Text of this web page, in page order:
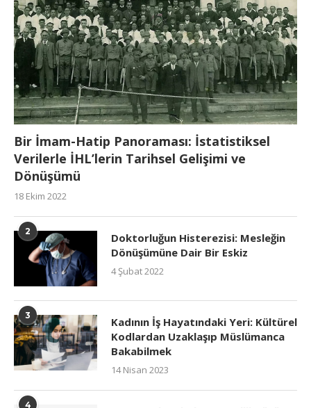
Bir İmam-Hatip Panoraması: İstatistiksel
Verilerle İHL’lerin Tarihsel Gelişimi ve
Dönüşümü
18 Ekim 2022
2
Doktorluğun Histerezisi: Mesleğin
Dönüşümüne Dair Bir Eskiz
4 Şubat 2022
3
Kadının İş Hayatındaki Yeri: Kültürel
Kodlardan Uzaklaşıp Müslümanca
Bakabilmek
14 Nisan 2023
4